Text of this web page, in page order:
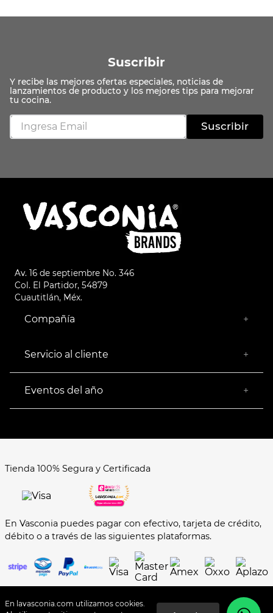
En lavasconia.com utilizamos cookies.
Suscribir
Suscribir
Av. 16 de septiembre No. 346
Col. El Partidor, 54879
Cuautitlán, Méx.
Compañía +
Empresa Socialmente Responsable
Servicio al cliente +
Facturación
Devoluciones
Formas de Pago
Eventos del año +
Buen Fin
Tienda 100% Segura y Certificada
En Vasconia puedes pagar con efectivo, tarjeta de crédito,
débito o a través de las siguientes plataformas.